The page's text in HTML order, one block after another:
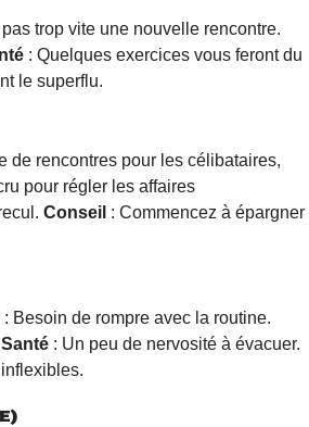
trop vite une nouvelle rencontre.
: Quelques exercices vous feront du
le superflu.
de rencontres pour les célibataires,
pour régler les affaires
Conseil : Commencez à épargner
: Besoin de rompre avec la routine.
Santé : Un peu de nervosité à évacuer.